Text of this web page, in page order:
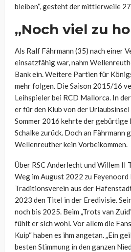
bleiben“, gesteht der mittlerweile
„Noch viel zu
Als Ralf Fährmann (35) nach einer
einsatzfähig war, nahm
Bank ein. Weitere Partien für
mehr folgen. Die Saison 2015/16
Leihspieler bei RCD Mallorca. In
er für den Klub von der Urlaubsinsel
Sommer 2016 kehrte der gebürtige
Schalke zurück. Doch an Fährmann
Wellenreuther kein Vorbeikommen.
Über RSC Anderlecht und Willem II
Weg im August 2022 zu
Traditionsverein aus der
2023 den Titel in der Eredivisie.
noch bis 2025. Beim „Trots van
fühlt er sich wohl. Vor allem die
Kuip“ haben es ihm angetan. „Ein
besten Stimmung in den ganzen